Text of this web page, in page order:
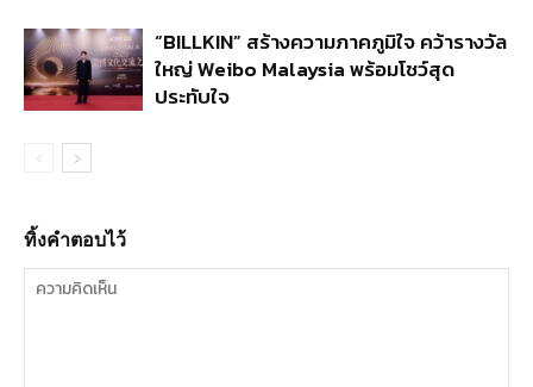
“BILLKIN” สร้างความภาคภูมิใจ คว้ารางวัล
ใหญ่ Weibo Malaysia พร้อมโชว์สุด
ประทับใจ
ทิ้งคำตอบไว้